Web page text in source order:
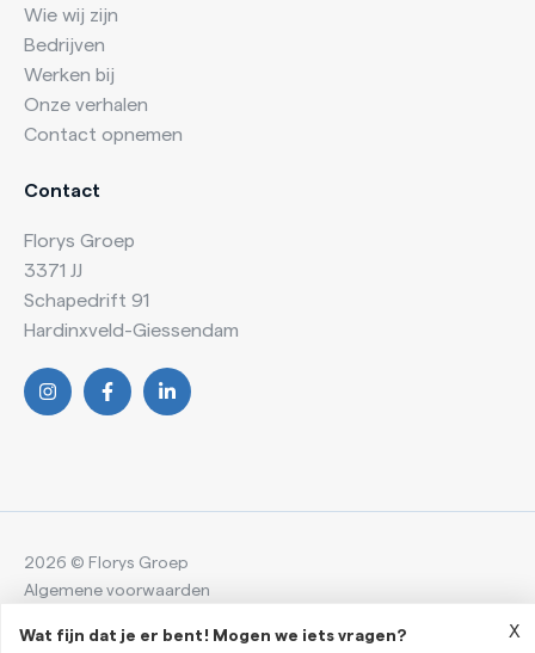
Wie wij zijn
Bedrijven
Werken bij
Onze verhalen
Contact opnemen
Contact
Florys Groep
3371 JJ
Schapedrift 91
Hardinxveld-Giessendam
2026 © Florys Groep
Algemene voorwaarden
Onderdeel van Florys Groep
Wat fijn dat je er bent! Mogen we iets vragen? X